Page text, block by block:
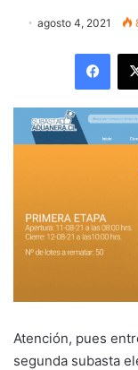
agosto 4, 2021
Atención, pues
segunda subasta